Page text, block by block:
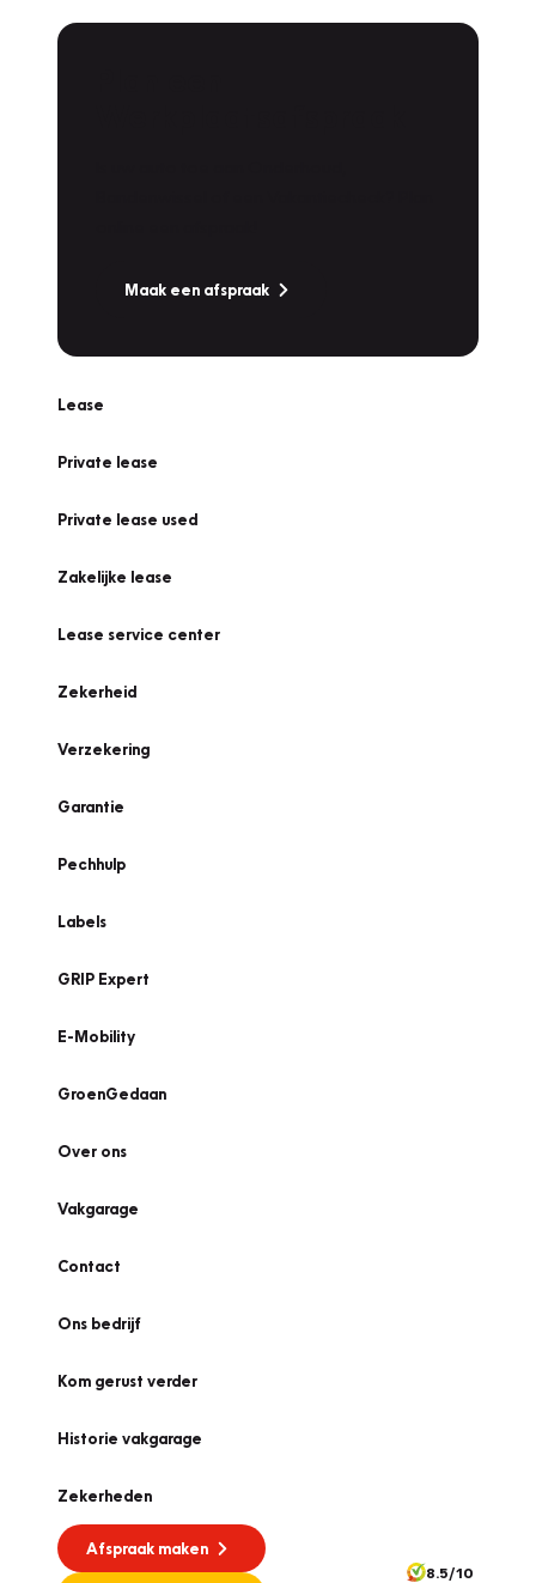
Maak een afspraak
Lease
Private lease
Private lease used
Zakelijke lease
Lease service center
Zekerheid
Verzekering
Garantie
Pechhulp
Labels
GRIP Expert
E-Mobility
GroenGedaan
Over ons
Vakgarage
Contact
Ons bedrijf
Kom gerust verder
Historie vakgarage
Zekerheden
Afspraak maken
8.5/10